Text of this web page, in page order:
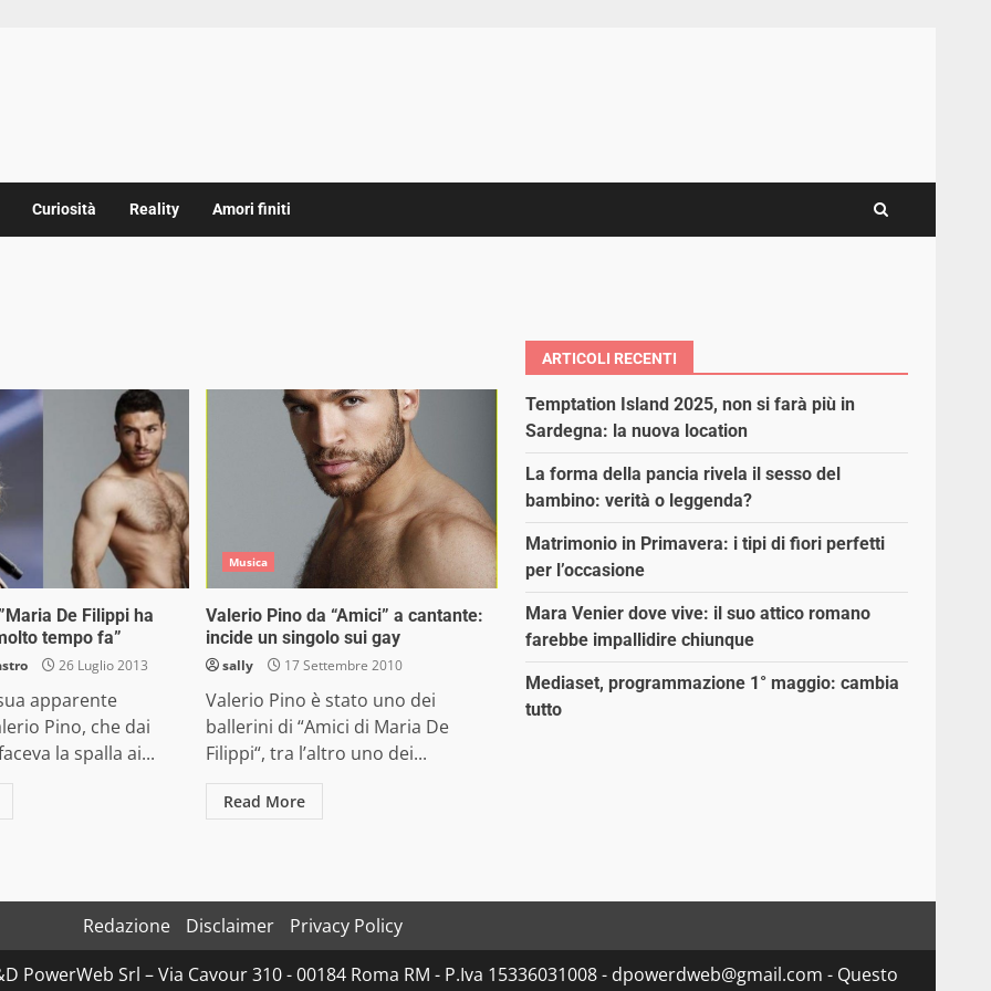
Curiosità Reality Amori finiti
De Filippi ha
tempo fa”
26 Luglio 2013
apparente
Pino, che dai
la spalla ai...
Musica
Valerio Pino da “Amici” a cantante:
incide un singolo sui gay
sally 17 Settembre 2010
Valerio Pino è stato uno dei
ballerini di “Amici di Maria De
Filippi“, tra l’altro uno dei...
Read More
ARTICOLI RECENTI
Temptation Island 2025, non si farà più in
Sardegna: la nuova location
La forma della pancia rivela il sesso del
bambino: verità o leggenda?
Matrimonio in Primavera: i tipi di fiori perfetti
per l’occasione
Mara Venier dove vive: il suo attico romano
farebbe impallidire chiunque
Mediaset, programmazione 1° maggio: cambia
tutto
Redazione Disclaimer
Privacy Policy
Srl – Via Cavour 310 - 00184 Roma RM - P.Iva 15336031008 - dpowerdweb@gmail.com - Questo